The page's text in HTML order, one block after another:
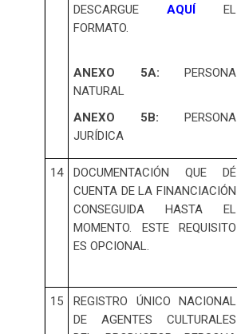
DESCARGUE AQUÍ
EL
FORMATO.
ANEXO 5A: PERSONA
NATURAL
ANEXO 5B:
PERSONA
JURÍDICA
14
DOCUMENTACIÓN QUE DÉ
CUENTA DE LA FINANCIACIÓN
CONSEGUIDA HASTA EL
MOMENTO. ESTE REQUISITO
ES OPCIONAL.
15
REGISTRO ÚNICO NACIONAL
DE AGENTES CULTURALES